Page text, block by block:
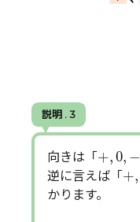
説明 . 3
向きは「+,0, −
+ 0,−
逆に言えば「+,
+
かります。